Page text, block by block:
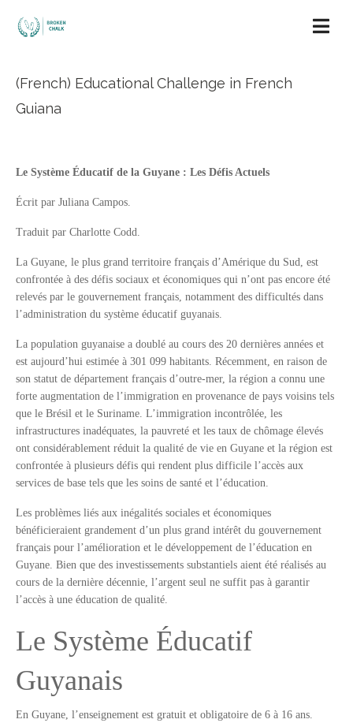
(French) Educational Challenge in French
Guiana
Le Système Éducatif de la Guyane : Les Défis Actuels
Écrit par Juliana Campos.
Traduit par Charlotte Codd.
La Guyane, le plus grand territoire français d’Amérique du Sud, est
confrontée à des défis sociaux et économiques qui n’ont pas encore été
relevés par le gouvernement français, notamment des difficultés dans
l’administration du système éducatif guyanais.
La population guyanaise a doublé au cours des 20 dernières années et
est aujourd’hui estimée à 301 099 habitants. Récemment, en raison de
son statut de département français d’outre-mer, la région a connu une
forte augmentation de l’immigration en provenance de pays voisins tels
que le Brésil et le Suriname. L’immigration incontrôlée, les
infrastructures inadéquates, la pauvreté et les taux de chômage élevés
ont considérablement réduit la qualité de vie en Guyane et la région est
confrontée à plusieurs défis qui rendent plus difficile l’accès aux
services de base tels que les soins de santé et l’éducation.
Les problèmes liés aux inégalités sociales et économiques
bénéficieraient grandement d’un plus grand intérêt du gouvernement
français pour l’amélioration et le développement de l’éducation en
Guyane. Bien que des investissements substantiels aient été réalisés au
cours de la dernière décennie, l’argent seul ne suffit pas à garantir
l’accès à une éducation de qualité.
Le Système Éducatif
Guyanais
En Guyane, l’enseignement est gratuit et obligatoire de 6 à 16 ans.